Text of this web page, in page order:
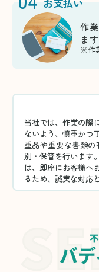
作
ます
※作
当社では、作業の際
ないよう、慎重かつ
重品や重要な書類
別・保管を行います
は、即座にお客様へ
るため、誠実な対応
バ